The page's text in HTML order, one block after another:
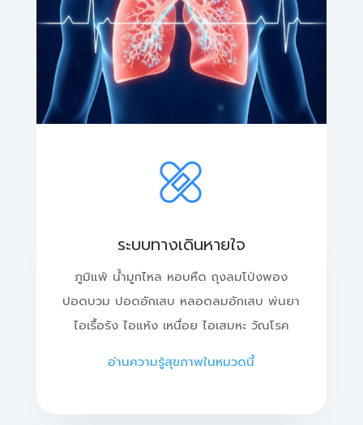
ระบบทางเดินหายใจ
ภูมิแพ้ น้ำมูกไหล หอบหืด ถุงลมโป่งพอง
ปอดบวม ปอดอักเสบ หลอดลมอักเสบ พ่นยา
ไอเรื้อรัง ไอแห้ง เหนื่อย ไอเสมหะ วัณโรค
อ่านความรู้สุขภาพในหมวดนี้